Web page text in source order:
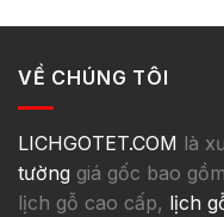
VỀ CHÚNG TÔI
LICHGOTET.COM là
tường giá gốc bao
lịch gỗ cao cấp, lịch